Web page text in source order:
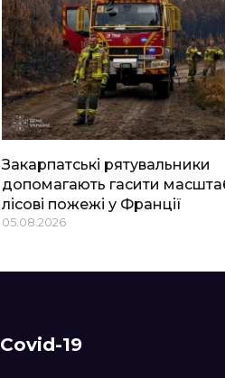
Закарпатські рятувальники
допомагають гасити
лісові пожежі у Франції
05.08.2026
Covid-19